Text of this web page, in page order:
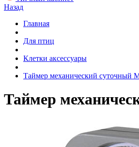
Назад
Главная
Для птиц
Клетки аксессуары
Таймер механический суточный
Таймер